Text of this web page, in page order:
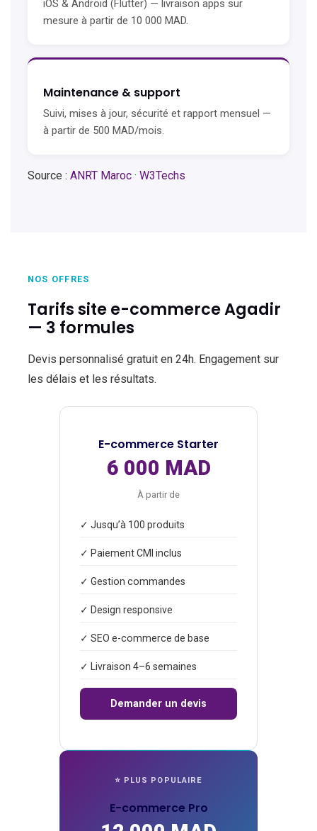
iOS & Android (Flutter) — livraison apps sur
mesure à partir de 10 000 MAD.
Maintenance & support
Suivi, mises à jour, sécurité et rapport mensuel —
à partir de 500 MAD/mois.
Source : ANRT Maroc · W3Techs
NOS OFFRES
Tarifs site e-commerce Agadir
— 3 formules
Devis personnalisé gratuit en 24h. Engagement sur
les délais et les résultats.
E-commerce Starter
6 000 MAD
À partir de
✓ Jusqu’à 100 produits
✓ Paiement CMI inclus
✓ Gestion commandes
✓ Design responsive
✓ SEO e-commerce de base
✓ Livraison 4–6 semaines
Demander un devis
⭐ PLUS POPULAIRE
E-commerce Pro